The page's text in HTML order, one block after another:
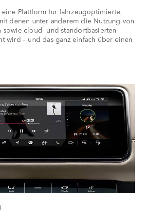
Plattform für fahrzeugoptimierte,
denen unter anderem die Nutzung von
sowie cloud- und standortbasierten
wird – und das ganz einfach über einen